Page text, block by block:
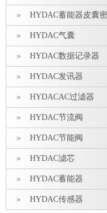
HYDAC蓄能器皮囊
HYDAC气囊
HYDAC数据记录器
HYDAC发讯器
HYDACAC过滤器
HYDAC节流阀
HYDAC节能阀
HYDAC滤芯
HYDAC蓄能器
HYDAC传感器